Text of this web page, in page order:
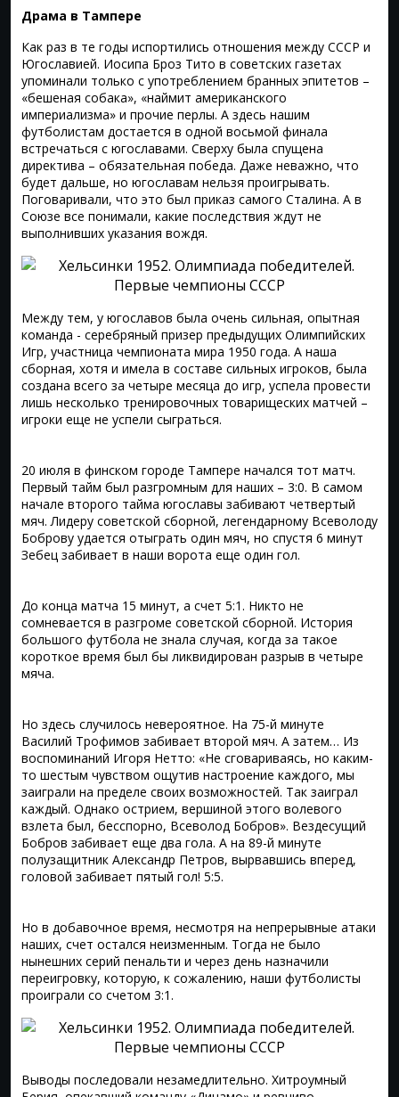
Драма в Тампере
Как раз в те годы испортились отношения между СССР и
Югославией. Иосипа Броз Тито в советских газетах
упоминали только с употреблением бранных эпитетов –
«бешеная собака», «наймит американского
империализма» и прочие перлы. А здесь нашим
футболистам достается в одной восьмой финала
встречаться с югославами. Сверху была спущена
директива – обязательная победа. Даже неважно, что
будет дальше, но югославам нельзя проигрывать.
Поговаривали, что это был приказ самого Сталина. А в
Союзе все понимали, какие последствия ждут не
выполнивших указания вождя.
Между тем, у югославов была очень сильная, опытная
команда - серебряный призер предыдущих Олимпийских
Игр, участница чемпионата мира 1950 года. А наша
сборная, хотя и имела в составе сильных игроков, была
создана всего за четыре месяца до игр, успела провести
лишь несколько тренировочных товарищеских матчей –
игроки еще не успели сыграться.
20 июля в финском городе Тампере начался тот матч.
Первый тайм был разгромным для наших – 3:0. В самом
начале второго тайма югославы забивают четвертый
мяч. Лидеру советской сборной, легендарному Всеволоду
Боброву удается отыграть один мяч, но спустя 6 минут
Зебец забивает в наши ворота еще один гол.
До конца матча 15 минут, а счет 5:1. Никто не
сомневается в разгроме советской сборной. История
большого футбола не знала случая, когда за такое
короткое время был бы ликвидирован разрыв в четыре
мяча.
Но здесь случилось невероятное. На 75-й минуте
Василий Трофимов забивает второй мяч. А затем… Из
воспоминаний Игоря Нетто: «Не сговариваясь, но каким-
то шестым чувством ощутив настроение каждого, мы
заиграли на пределе своих возможностей. Так заиграл
каждый. Однако острием, вершиной этого волевого
взлета был, бесспорно, Всеволод Бобров». Вездесущий
Бобров забивает еще два гола. А на 89-й минуте
полузащитник Александр Петров, вырвавшись вперед,
головой забивает пятый гол! 5:5.
Но в добавочное время, несмотря на непрерывные атаки
наших, счет остался неизменным. Тогда не было
нынешних серий пенальти и через день назначили
переигровку, которую, к сожалению, наши футболисты
проиграли со счетом 3:1.
Выводы последовали незамедлительно. Хитроумный